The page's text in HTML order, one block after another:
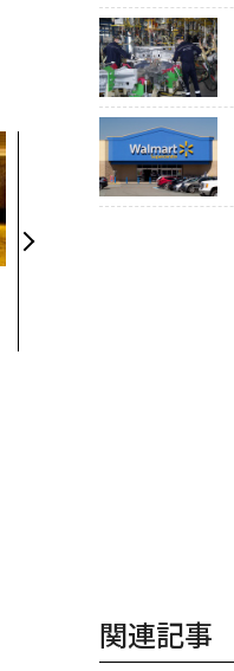
なぜ“眠っていた環境技
術”が、下水インフラを
変えたのか──産総研×
月島JFEアクアソリュー
関連記事